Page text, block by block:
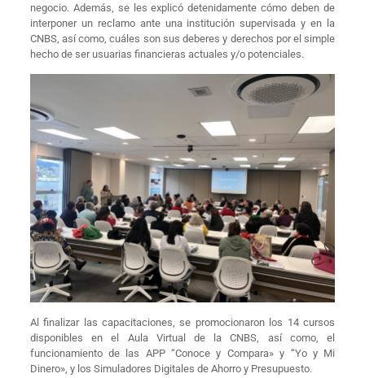
negocio. Además, se les explicó detenidamente cómo deben de
interponer un reclamo ante una institución supervisada y en la
CNBS, así como, cuáles son sus deberes y derechos por el simple
hecho de ser usuarias financieras actuales y/o potenciales.
Al finalizar las capacitaciones, se promocionaron los 14 cursos
disponibles en el Aula Virtual de la CNBS, así como, el
funcionamiento de las APP “Conoce y Compara» y “Yo y Mi
Dinero», y los Simuladores Digitales de Ahorro y Presupuesto.